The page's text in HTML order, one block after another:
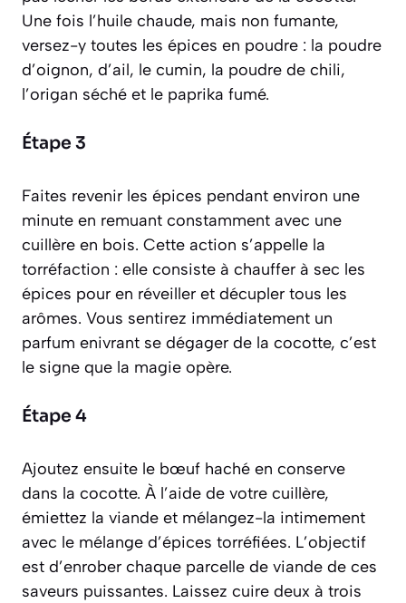
Une fois l’huile chaude, mais non fumante,
versez-y toutes les épices en poudre : la poudre
d’oignon, d’ail, le cumin, la poudre de chili,
l’origan séché et le paprika fumé.
Étape 3
Faites revenir les épices pendant environ une
minute en remuant constamment avec une
cuillère en bois. Cette action s’appelle la
torréfaction : elle consiste à chauffer à sec les
épices pour en réveiller et décupler tous les
arômes. Vous sentirez immédiatement un
parfum enivrant se dégager de la cocotte, c’est
le signe que la magie opère.
Étape 4
Ajoutez ensuite le bœuf haché en conserve
dans la cocotte. À l’aide de votre cuillère,
émiettez la viande et mélangez-la intimement
avec le mélange d’épices torréfiées. L’objectif
est d’enrober chaque parcelle de viande de ces
saveurs puissantes. Laissez cuire deux à trois